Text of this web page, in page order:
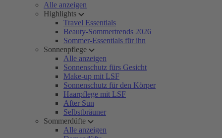
Alle anzeigen
Highlights
Travel Essentials
Beauty-Sommertrends 2026
Sommer-Essentials für ihn
Sonnenpflege
Alle anzeigen
Sonnenschutz fürs Gesicht
Make-up mit LSF
Sonnenschutz für den Körper
Haarpflege mit LSF
After Sun
Selbstbräuner
Sommerdüfte
Alle anzeigen